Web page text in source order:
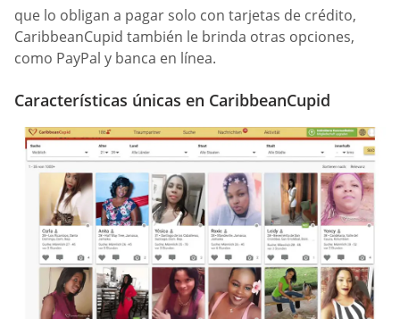
que lo obligan a pagar solo con tarjetas de crédito,
CaribbeanCupid también le brinda otras opciones,
como PayPal y banca en línea.
Características únicas en CaribbeanCupid